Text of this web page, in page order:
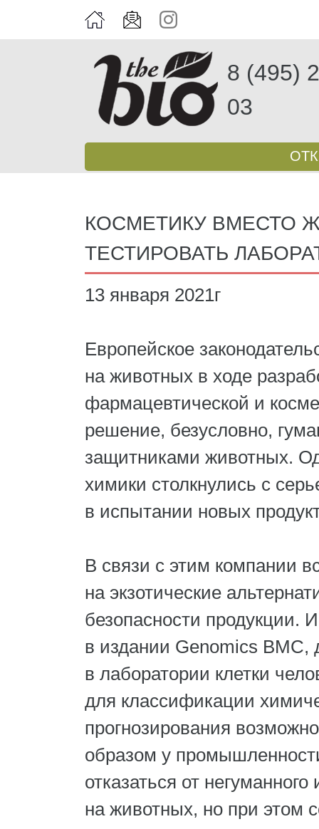
8 (495)
03
КОСМЕТИКУ ВМЕСТО
ТЕСТИРОВАТЬ
13 января 2021г
Европейское
на животных в ходе
фармацевтической и
решение, безусловно,
защитниками животных.
химики столкнулись с
в испытании новых
В связи с этим компании
на экзотические
безопасности продукции.
в издании Genomics
в лаборатории клетки
для классификации
прогнозирования
образом у
отказаться от
на животных, но при этом